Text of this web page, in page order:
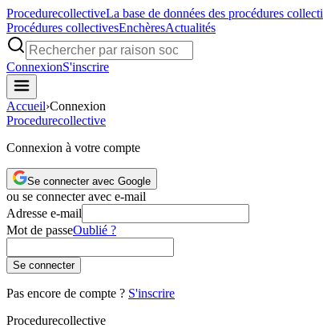
ProcedurecollectiveLa base de données des procédures
Procédures collectivesEnchèresActualités
ConnexionS'inscrire
Accueil›Connexion
Procedurecollective
Connexion à votre compte
Se connecter avec Google
ou se connecter avec e-mail
Adresse e-mail
Mot de passeOublié ?
Se connecter
Pas encore de compte ? S'inscrire
Procedurecollective